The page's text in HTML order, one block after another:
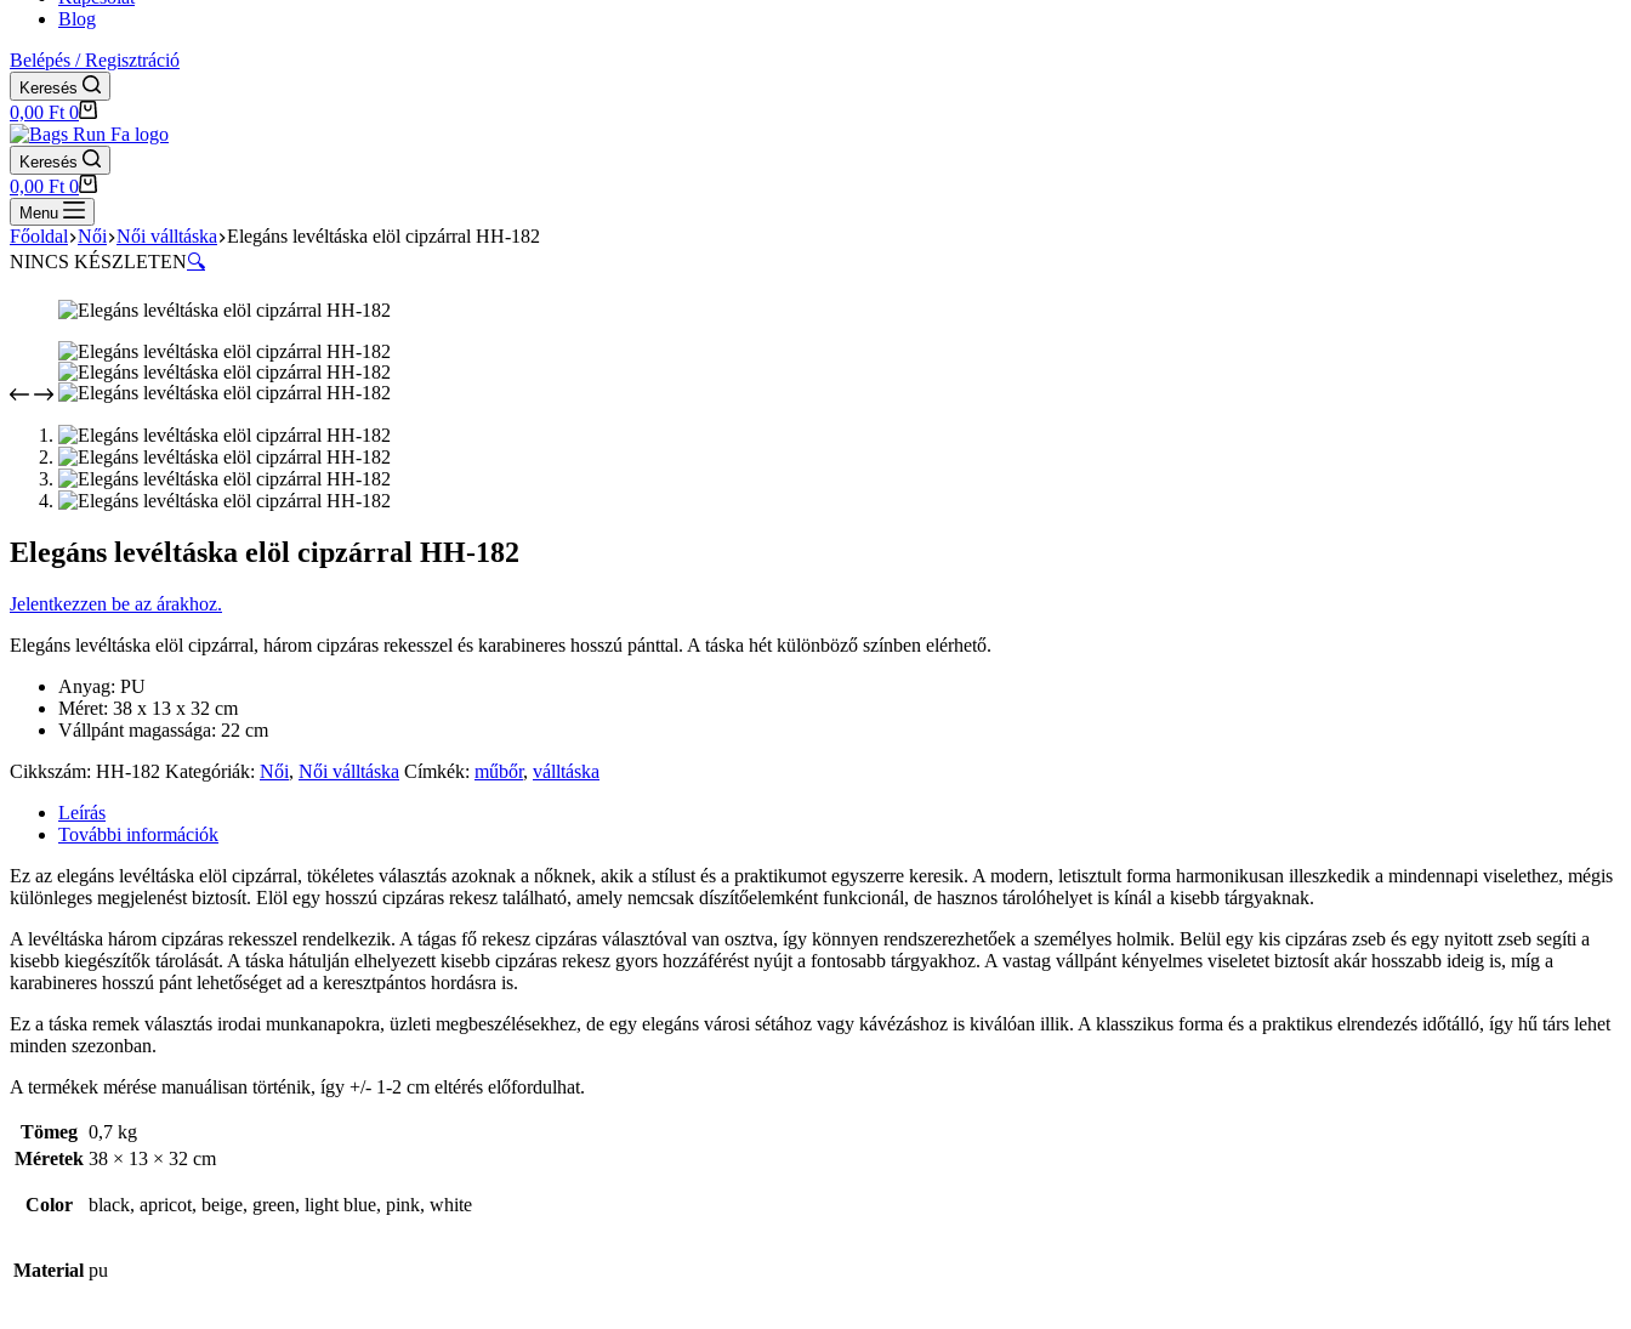
Blog
Belépés / Regisztráció
Keresés
Shopping
cart
0,00 Ft 0
Keresés
Shopping
cart
0,00 Ft 0
Menu
Főoldal Női Női válltáska Elegáns levéltáska elöl cipzárral HH-182
NINCS KÉSZLETEN🔍
Elegáns levéltáska elöl cipzárral HH-182
Jelentkezzen be az árakhoz.
Elegáns levéltáska elöl cipzárral, három cipzáras rekesszel és karabineres hosszú pánttal. A táska hét különböző színben elérhető.
Anyag: PU
Méret: 38 x 13 x 32 cm
Vállpánt magassága: 22 cm
Cikkszám: HH-182 Kategóriák: Női, Női válltáska Címkék: műbőr, válltáska
Leírás
További információk
Ez az elegáns levéltáska elöl cipzárral, tökéletes választás azoknak a nőknek, akik a stílust és a praktikumot egyszerre keresik. A modern, letisztult forma harmonikusan illeszkedik a mindennapi viselethez, mégis
különleges megjelenést biztosít. Elöl egy hosszú cipzáras rekesz található, amely nemcsak díszítőelemként funkcionál, de hasznos tárolóhelyet is kínál a kisebb tárgyaknak.
A levéltáska három cipzáras rekesszel rendelkezik. A tágas fő rekesz cipzáras választóval van osztva, így könnyen rendszerezhetőek a személyes holmik. Belül egy kis cipzáras zseb és egy nyitott zseb segíti a
kisebb kiegészítők tárolását. A táska hátulján elhelyezett kisebb cipzáras rekesz gyors hozzáférést nyújt a fontosabb tárgyakhoz. A vastag vállpánt kényelmes viseletet biztosít akár hosszabb ideig is, míg a
karabineres hosszú pánt lehetőséget ad a keresztpántos hordásra is.
Ez a táska remek választás irodai munkanapokra, üzleti megbeszélésekhez, de egy elegáns városi sétához vagy kávézáshoz is kiválóan illik. A klasszikus forma és a praktikus elrendezés időtálló, így hű társ lehet
minden szezonban.
A termékek mérése manuálisan történik, így +/- 1-2 cm eltérés előfordulhat.
Tömeg 0,7 kg
Méretek 38 × 13 × 32 cm
Color black, apricot, beige, green, light blue, pink, white
Material pu